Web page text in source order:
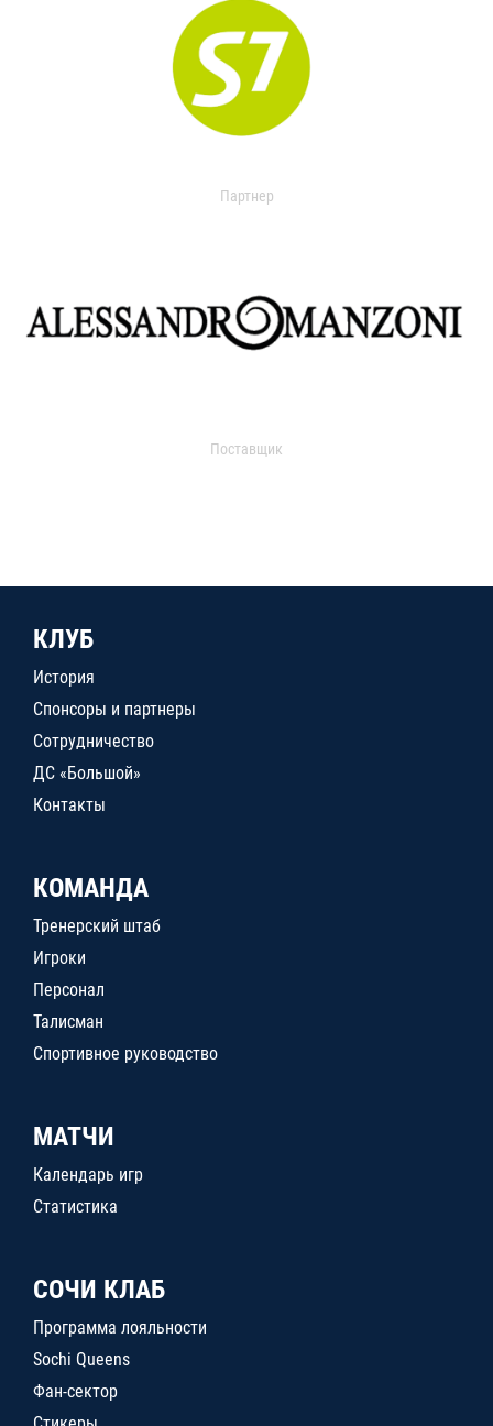
Партнер
Поставщик
КЛУБ
История
Спонсоры и партнеры
Сотрудничество
ДС «Большой»
Контакты
КОМАНДА
Тренерский штаб
Игроки
Персонал
Талисман
Спортивное руководство
МАТЧИ
Календарь игр
Статистика
СОЧИ КЛАБ
Программа лояльности
Sochi Queens
Фан-сектор